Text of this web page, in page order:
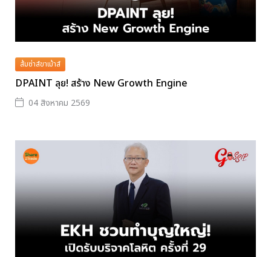
ส้มซ่าส์ขาเม้าส์
DPAINT ลุย! สร้าง New Growth Engine
04 สิงหาคม 2569